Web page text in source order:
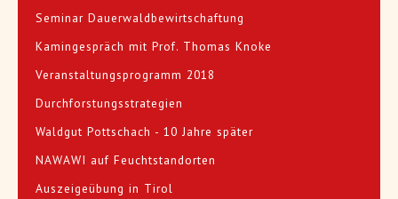
Seminar Dauerwaldbewirtschaftung
Kamingespräch mit Prof. Thomas Knoke
Veranstaltungsprogramm 2018
Durchforstungsstrategien
Waldgut Pottschach - 10 Jahre später
NAWAWI auf Feuchtstandorten
Auszeigeübung in Tirol